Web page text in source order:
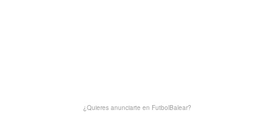
¿Quieres anunciarte en FutbolBalear?